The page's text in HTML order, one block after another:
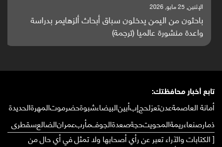
الإثنين, 25 مايو, 2026
باحثون من اليمن يدخلون سباق أبحاث ألزهايمر بدراسة
واعدة منشورة عالميا (ترجمة)
تابع أخبار محافظتك:
أمانة العاصمةعدنتعزلحجإبأبينالبيضاءشبوةحضرموتالمهرةالحديدة
ذمارصنعاءريمةالمحويتحجةصعدةالجوفمأربعمرانالضالعسقطرى
[ الكتابات والآراء تعبر عن رأي أصحابها ولا تمثل في أي حال من